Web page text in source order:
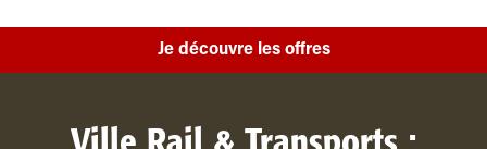
Je découvre les offres